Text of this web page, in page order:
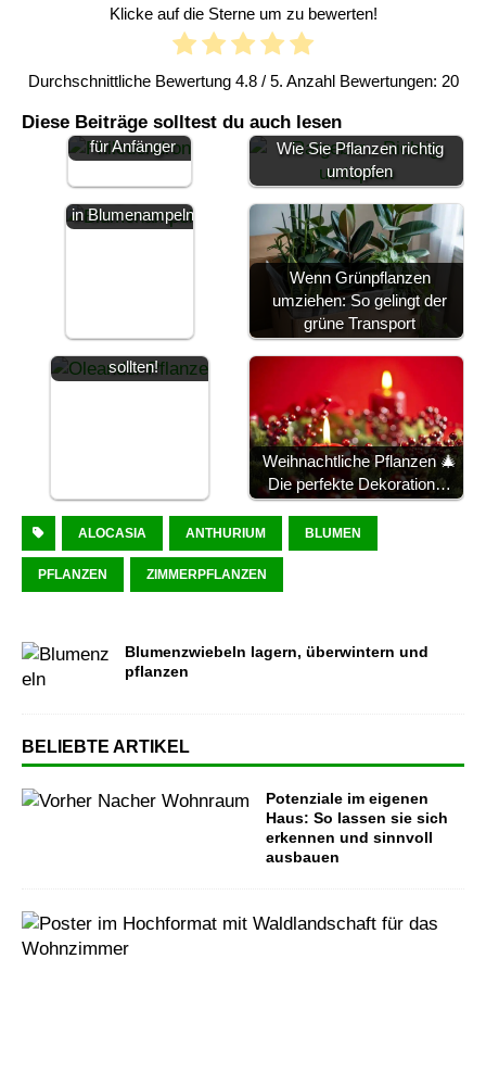
Klicke auf die Sterne um zu bewerten!
Durchschnittliche Bewertung 4.8/ 5. Anzahl Bewertungen: 20
Diese Beiträge solltest du auch lesen
Zimmerpflanze
für Anfänger
Wie Sie Pflanzen richtig
umtopfen
: Hängepflanzen
in Blumenampeln
Wenn Grünpflanzen
umziehen: So gelingt der
grüne Transport
Pflanzen wissen
sollten!
Weihnachtliche Pflanzen 🎄
Die perfekte Dekoration…
ALOCASIA ANTHURIUM BLUMEN
PFLANZEN ZIMMERPFLANZEN
Blumenzwiebeln lagern, überwintern und
pflanzen
BELIEBTE ARTIKEL
Potenziale im eigenen
Haus: So lassen sie sich
erkennen und sinnvoll
ausbauen